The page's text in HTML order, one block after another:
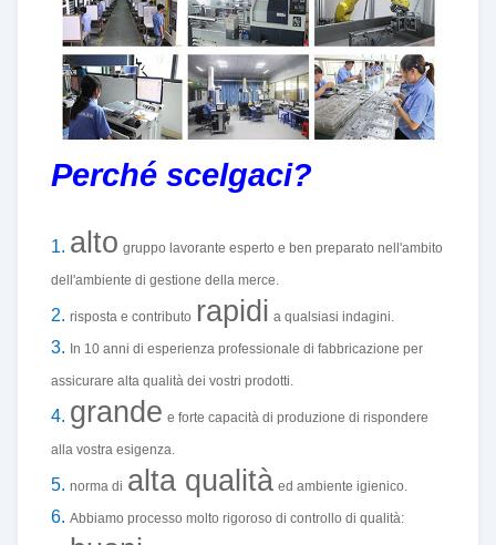
Perché scelgaci?
1. alto gruppo lavorante esperto e ben preparato nell'ambito
dell'ambiente di gestione della merce.
2. risposta e contributo rapidi a qualsiasi indagini.
3. In 10 anni di esperienza professionale di fabbricazione per
assicurare alta qualità dei vostri prodotti.
4. grande e forte capacità di produzione di rispondere
alla vostra esigenza.
5. norma di alta qualità ed ambiente igienico.
6. Abbiamo processo molto rigoroso di controllo di qualità: